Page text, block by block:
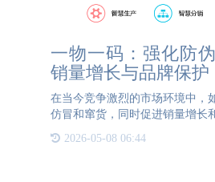
一物一码：强化防
销量增长与品牌保护
在当今竞争激烈的市场环境中，
仿冒和窜货，同时促进销量增长
多企业面临的重大挑战。一物一
决这些问题提供了创新性的解决
2026-05-08 06:44